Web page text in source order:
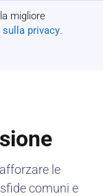
migliore
privacy.
le
comuni e